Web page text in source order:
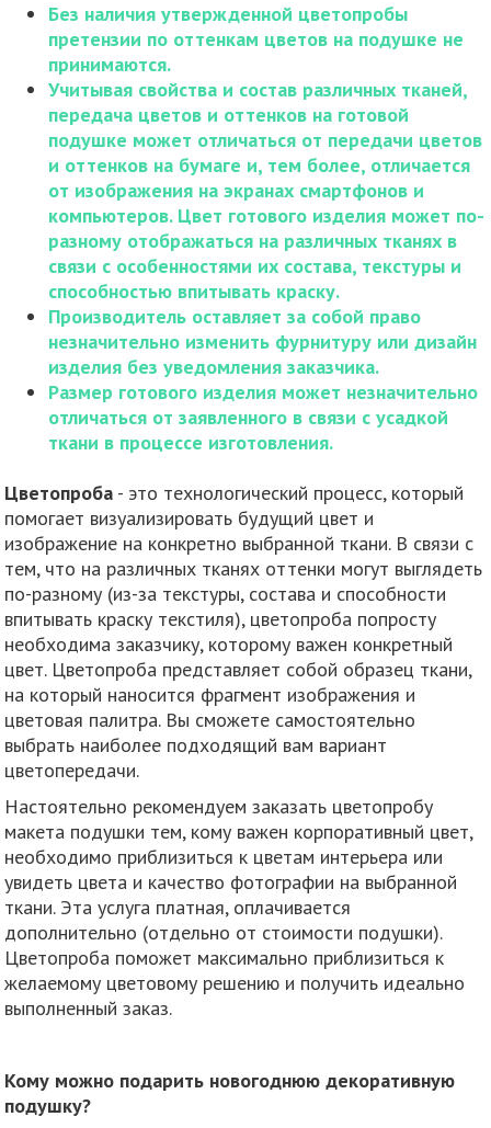
Без наличия утвержденной цветопробы
претензии по оттенкам цветов на подушке не
принимаются.
Учитывая свойства и состав различных тканей,
передача цветов и оттенков на готовой
подушке может отличаться от передачи цветов
и оттенков на бумаге и, тем более, отличается
от изображения на экранах смартфонов и
компьютеров. Цвет готового изделия может по-
разному отображаться на различных тканях в
связи с особенностями их состава, текстуры и
способностью впитывать краску.
Производитель оставляет за собой право
незначительно изменить фурнитуру или дизайн
изделия без уведомления заказчика.
Размер готового изделия может незначительно
отличаться от заявленного в связи с усадкой
ткани в процессе изготовления.
Цветопроба - это технологический процесс, который
помогает визуализировать будущий цвет и
изображение на конкретно выбранной ткани. В связи с
тем, что на различных тканях оттенки могут выглядеть
по-разному (из-за текстуры, состава и способности
впитывать краску текстиля), цветопроба попросту
необходима заказчику, которому важен конкретный
цвет. Цветопроба представляет собой образец ткани,
на который наносится фрагмент изображения и
цветовая палитра. Вы сможете самостоятельно
выбрать наиболее подходящий вам вариант
цветопередачи.
Настоятельно рекомендуем заказать цветопробу
макета подушки тем, кому важен корпоративный цвет,
необходимо приблизиться к цветам интерьера или
увидеть цвета и качество фотографии на выбранной
ткани. Эта услуга платная, оплачивается
дополнительно (отдельно от стоимости подушки).
Цветопроба поможет максимально приблизиться к
желаемому цветовому решению и получить идеально
выполненный заказ.
Кому можно подарить новогоднюю декоративную
подушку?